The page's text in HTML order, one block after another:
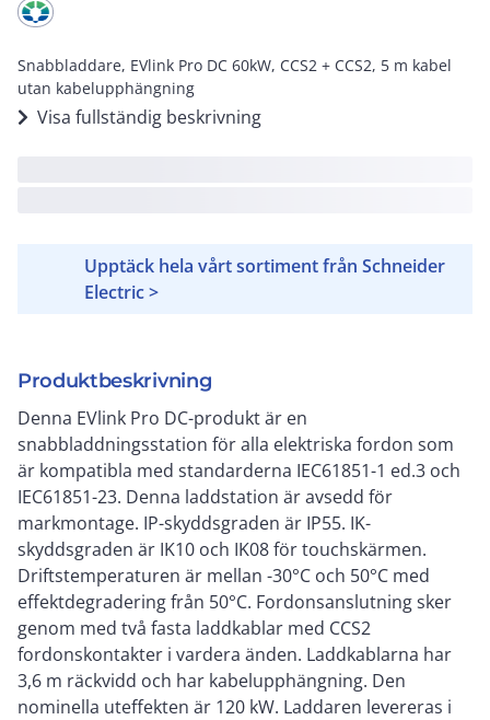
Snabbladdare, EVlink Pro DC 60kW, CCS2 + CCS2, 5 m kabel
utan kabelupphängning
Visa fullständig beskrivning
Upptäck hela vårt sortiment från Schneider
Electric >
Produktbeskrivning
Denna EVlink Pro DC-produkt är en
snabbladdningsstation för alla elektriska fordon som
är kompatibla med standarderna IEC61851-1 ed.3 och
IEC61851-23. Denna laddstation är avsedd för
markmontage. IP-skyddsgraden är IP55. IK-
skyddsgraden är IK10 och IK08 för touchskärmen.
Driftstemperaturen är mellan -30°C och 50°C med
effektdegradering från 50°C. Fordonsanslutning sker
genom med två fasta laddkablar med CCS2
fordonskontakter i vardera änden. Laddkablarna har
3,6 m räckvidd och har kabelupphängning. Den
nominella uteffekten är 120 kW. Laddaren levereras i